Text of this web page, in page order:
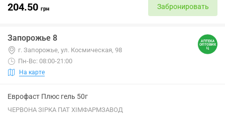
204.50 грн Забронировать
Запорожье 8
г. Запорожье, ул. Космическая, 98
Пн-Вс: 08:00-21:00
На карте
Еврофаст Плюс гель 50г
ЧЕРВОНА ЗІРКА ПАТ ХІМФАРМЗАВОД